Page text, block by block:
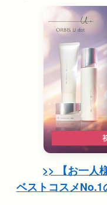
>> 【お一人
ベストコスメNo.1